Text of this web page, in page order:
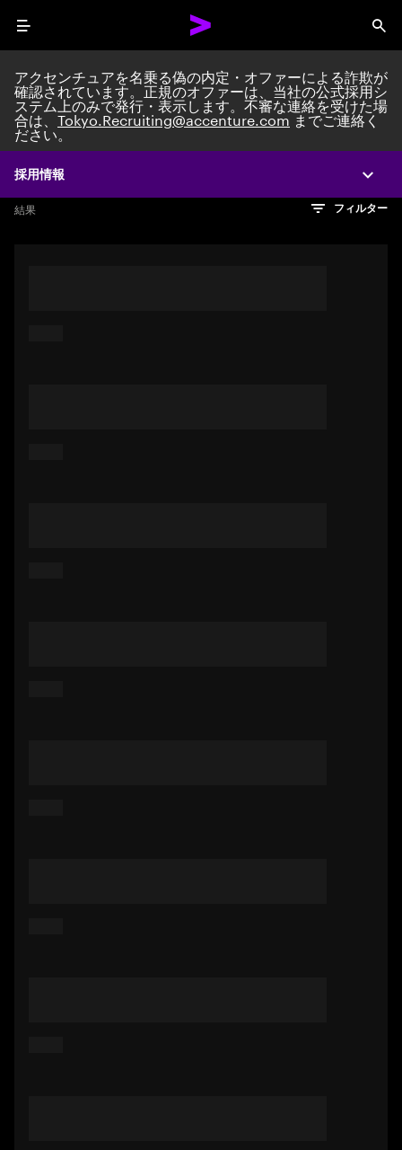
Menu
採用情報
アクセンチュアを名乗る偽の内定・オファーによる詐欺が
確認されています。正規のオファーは、当社の公式採用シ
ステム上のみで発行・表示します。不審な連絡を受けた場
合は、Tokyo.Recruiting@accenture.comまでご連絡く
ださい。
Search jobs at
検索のヒント
希望の仕事を表すフレーズや文章を使って検索してみてくださ
い。キーワードを引用符で囲むことで、完全一致検索もできま
文字数制限に達しました
検索結果を見るにはEnterキーを押してください
結果 フィルター